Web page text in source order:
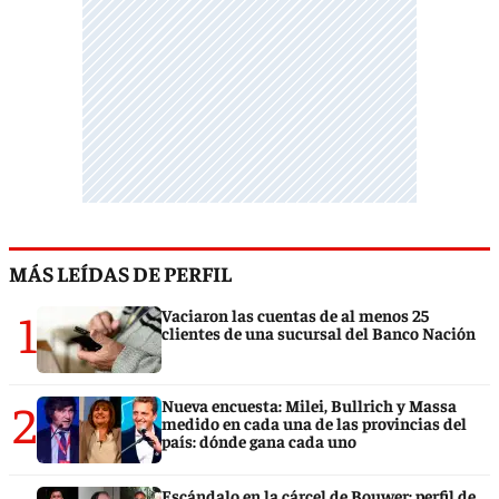
MÁS LEÍDAS DE PERFIL
1
Vaciaron las cuentas de al menos 25
clientes de una sucursal del Banco Nación
2
Nueva encuesta: Milei, Bullrich y Massa
medido en cada una de las provincias del
país: dónde gana cada uno